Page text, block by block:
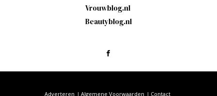
Vrouwblog.nl
Beautyblog.nl
Adverteren Algemene Voorwaarden Contact